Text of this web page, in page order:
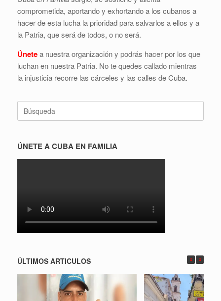
comprometida, aportando y exhortando a los cubanos a
hacer de esta lucha la prioridad para salvarlos a ellos y a
la Patria, que será de todos, o no será.
Únetea nuestra organización y podrás hacer por los que
luchan en nuestra Patria. No te quedes callado mientras
la injusticia recorre las cárceles y las calles de Cuba.
Buscar:
ÚNETE A CUBA EN FAMILIA
ÚLTIMOS ARTICULOS